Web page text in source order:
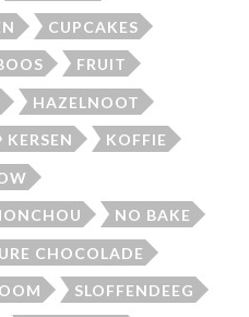
CUPCAKES
FRUIT
HAZELNOOT
KERSEN KOFFIE
NO BAKE
CHOCOLADE
SLOFFENDEEG